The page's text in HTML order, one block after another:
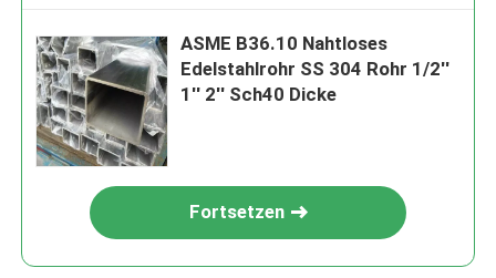
ASME B36.10 Nahtloses
Edelstahlrohr SS 304 Rohr 1/2''
1'' 2'' Sch40 Dicke
Fortsetzen